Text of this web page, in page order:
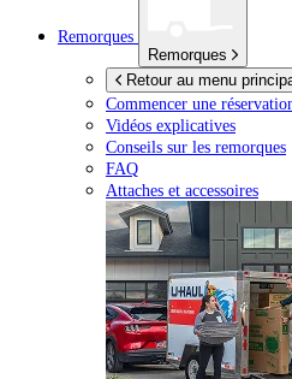
Remorques
Remorques
Retour au menu
Commencer une
Vidéos explicatives
Conseils sur les remorques
FAQ
Attaches et accessoires